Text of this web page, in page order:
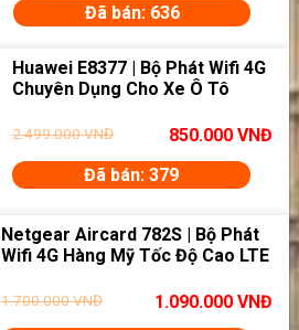
Đã bán: 636
Huawei E8377 | Bộ Phát Wifi 4G
Chuyên Dụng Cho Xe Ô Tô
2.499.000VNĐ 850.000 VNĐ
Đã bán: 379
Netgear Aircard 782S | Bộ Phát
Wifi 4G Hàng Mỹ Tốc Độ Cao LTE
1.700.000VNĐ 1.090.000 VNĐ